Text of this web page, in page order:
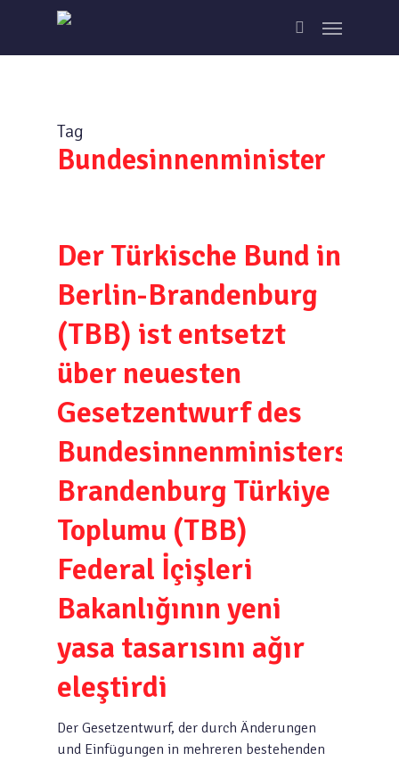
main
search
Menu
Tag
Bundesinnenminister
Der Türkische Bund in
Berlin-Brandenburg
(TBB) ist entsetzt
über neuesten
Gesetzentwurf des
Brandenburg Türkiye
Toplumu (TBB)
Federal İçişleri
Bakanlığının yeni
yasa tasarısını ağır
eleştirdi
Der Gesetzentwurf, der durch Änderungen
und Einfügungen in mehreren bestehenden